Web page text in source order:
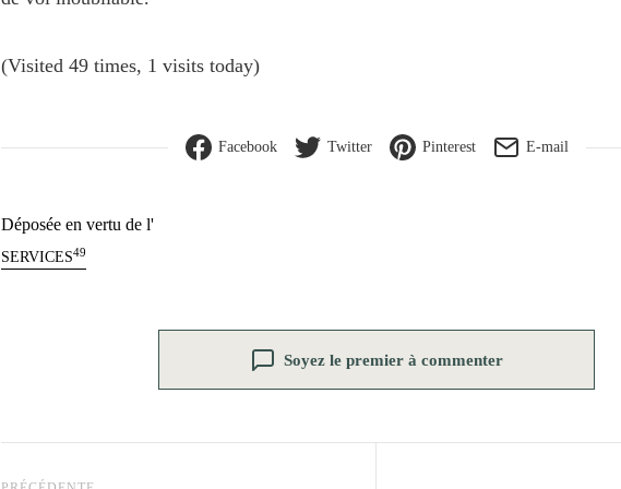
(Visited 49 times, 1 visits today)
Facebook Twitter Pinterest E-mail
Déposée en vertu de l'
SERVICES49
Soyez le premier à commenter